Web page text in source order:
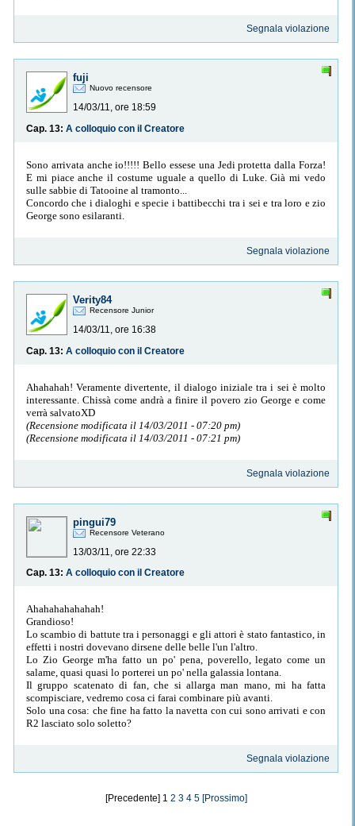
Segnala violazione
fuji
Nuovo recensore
14/03/11, ore 18:59
Cap. 13: A colloquio con il Creatore
Sono arrivata anche io!!!!! Bello essese una Jedi protetta dalla Forza!
E mi piace anche il costume uguale a quello di Luke. Già mi vedo
sulle sabbie di Tatooine al tramonto...
Concordo che i dialoghi e specie i battibecchi tra i sei e tra loro e zio
George sono esilaranti.
Segnala violazione
Verity84
Recensore Junior
14/03/11, ore 16:38
Cap. 13: A colloquio con il Creatore
Ahahahah! Veramente divertente, il dialogo iniziale tra i sei è molto
interessante. Chissà come andrà a finire il povero zio George e come
verrà salvatoXD
(Recensione modificata il 14/03/2011 - 07:20 pm)
(Recensione modificata il 14/03/2011 - 07:21 pm)
Segnala violazione
pingui79
Recensore Veterano
13/03/11, ore 22:33
Cap. 13: A colloquio con il Creatore
Ahahahahahahah!
Grandioso!
Lo scambio di battute tra i personaggi e gli attori è stato fantastico, in
effetti i nostri dovevano dirsene delle belle l'un l'altro.
Lo Zio George m'ha fatto un po' pena, poverello, legato come un
salame, quasi quasi lo porterei un po' nella galassia lontana.
Il gruppo scatenato di fan, che si allarga man mano, mi ha fatta
scompisciare, vedremo cosa ci farai combinare più avanti.
Solo una cosa: che fine ha fatto la navetta con cui sono arrivati e con
R2 lasciato solo soletto?
Segnala violazione
[Precedente] 1 2 3 4 5 [Prossimo]